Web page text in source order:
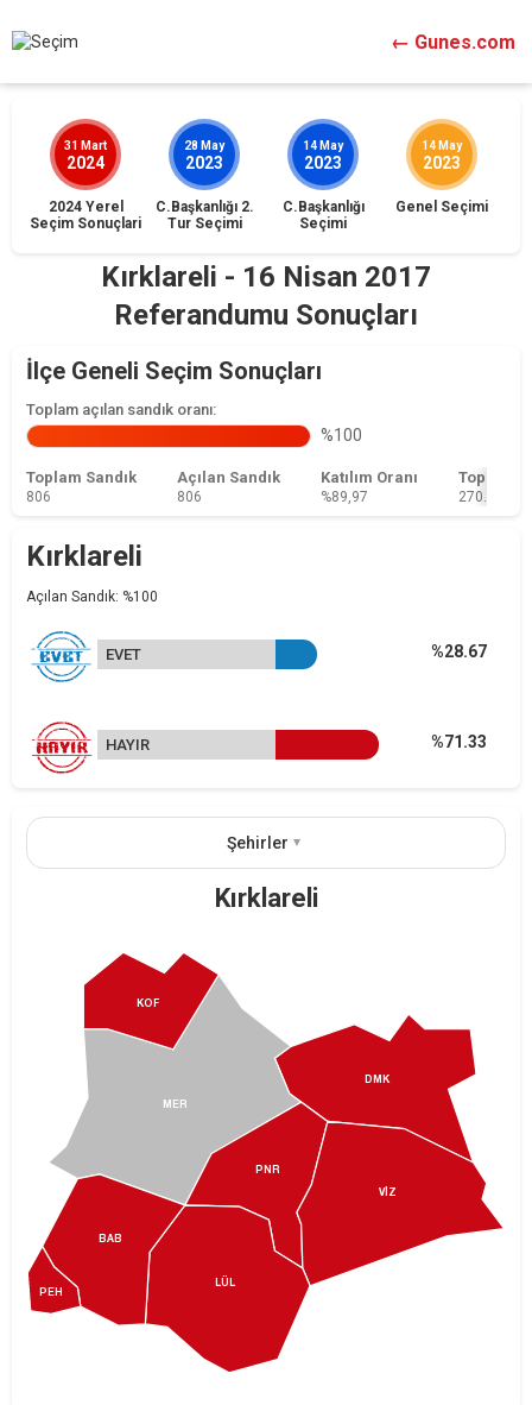
← Gunes.com
31 Mart
2024
2024 Yerel
Seçim Sonuçlari
28 May
2023
C.Başkanlığı 2.
Tur Seçimi
14 May
2023
C.Başkanlığı
Seçimi
14 May
2023
Genel Seçimi
Kırklareli - 16 Nisan 2017
Referandumu Sonuçları
İlçe Geneli Seçim Sonuçları
Toplam açılan sandık oranı:
%100
Toplam Sandık
806
Açılan Sandık
806
Katılım Oranı
%89,97
Toplam
270.019
Kırklareli
Açılan Sandık: %100
EVET %28.67
HAYIR %71.33
Şehirler
Kırklareli
DMK
MER
PNR
VİZ
LÜL
BAB
PEH
KOF